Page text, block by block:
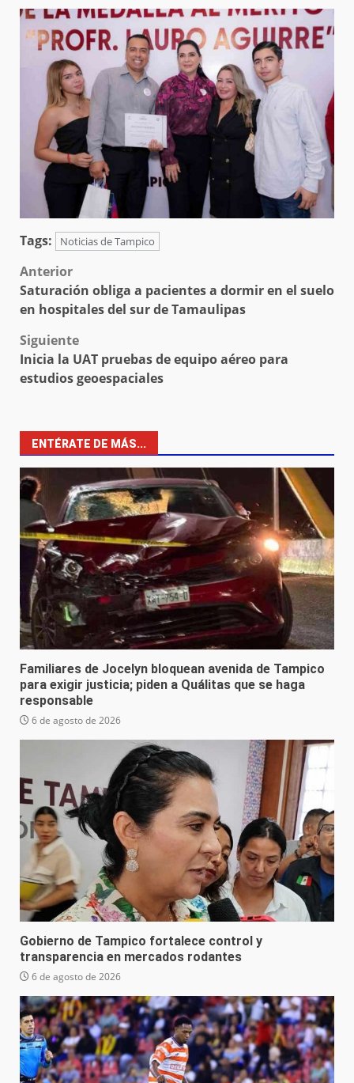
Tags: Noticias de Tampico
Post
navigation
Anterior
Saturación obliga a pacientes a dormir en el suelo
en hospitales del sur de Tamaulipas
Siguiente
Inicia la UAT pruebas de equipo aéreo para
estudios geoespaciales
ENTÉRATE DE MÁS...
Familiares de Jocelyn bloquean avenida de Tampico
para exigir justicia; piden a Quálitas que se haga
responsable
6 de agosto de 2026
Gobierno de Tampico fortalece control y
transparencia en mercados rodantes
6 de agosto de 2026